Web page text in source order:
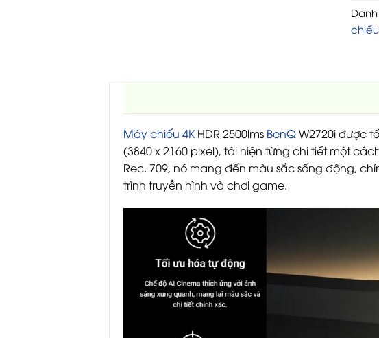
Máy chiếu 4KHDR 2500lms BenQW2720i được
(3840 x 2160 pixel), tái hiện từng chi tiết một
Rec. 709, nó mang đến màu sắc sống động,
trình truyền hình và chơi game.